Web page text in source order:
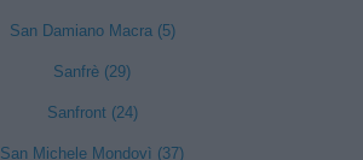
San Damiano Macra (5)
Sanfrè (29)
Sanfront (24)
San Michele Mondovì (37)